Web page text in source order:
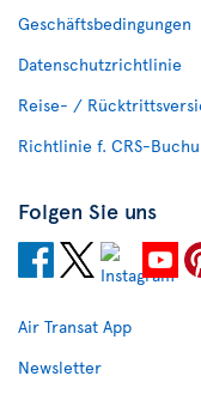
Geschäftsbedingungen
Datenschutzrichtlinie
Reise- /
Richtlinie f. CRS-
Folgen Sie uns
Air Transat App
Newsletter